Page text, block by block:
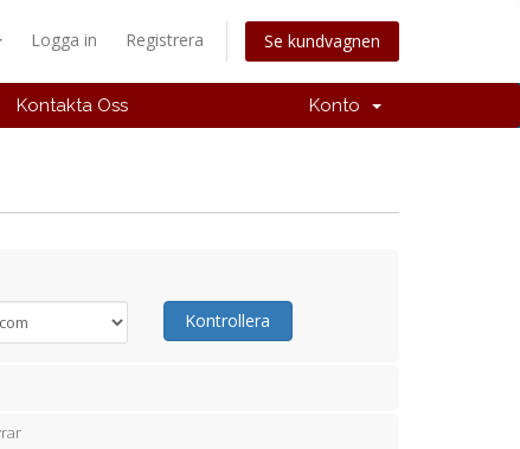
Logga in Registrera Se kundvagnen
Kontakta Oss Konto
Kontrollera